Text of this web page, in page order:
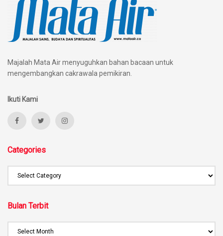
Majalah Mata Air menyuguhkan bahan bacaan untuk
mengembangkan cakrawala pemikiran.
Ikuti Kami
Categories
Bulan Terbit